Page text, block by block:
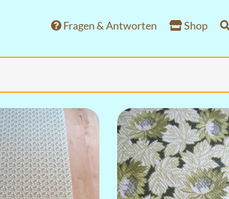
Fragen & Antworten Shop